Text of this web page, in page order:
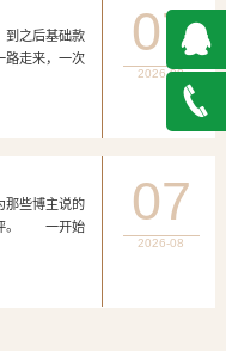
之后基础款
路走来，一次
07
2026-08
些博主说的
评。 一开始
07
2026-08
QQ在